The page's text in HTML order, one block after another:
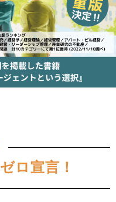
ゼロ宣言！